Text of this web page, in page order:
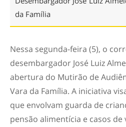
da Família
Nessa segunda-feira (5), o
desembargador José Luiz
abertura do Mutirão de
Vara da Família. A iniciativa
que envolvam guarda de
pensão alimentícia e casos